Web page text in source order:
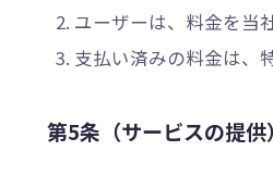
ユーザーは、料金を当
支払い済みの料金は、
第5条（サービスの提供）